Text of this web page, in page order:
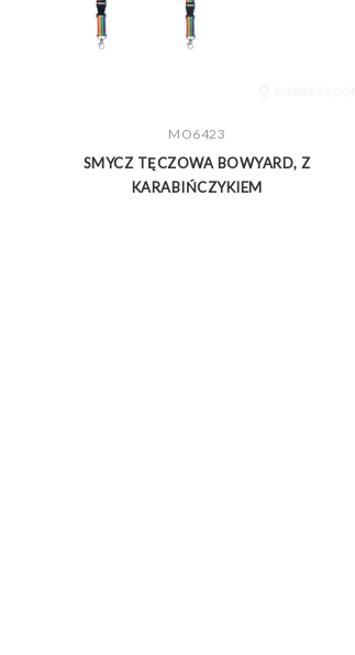
ZOBACZ WIĘCEJ
MO6423
SMYCZ TĘCZOWA BOWYARD, Z
KARABIŃCZYKIEM